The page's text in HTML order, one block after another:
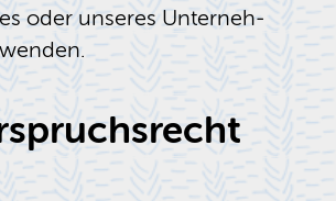
oder un­se­res Un­ter­neh­